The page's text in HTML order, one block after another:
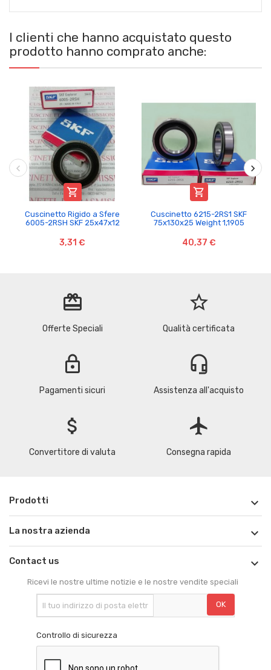
I clienti che hanno acquistato questo
prodotto hanno comprato anche:

Cuscinetto Rigido a Sfere
6005-2RSH SKF 25x47x12
3,31 €

Cuscinetto 6215-2RS1 SKF
75x130x25 Weight 1,1905
40,37 €
redeem
Offerte Speciali
star_border
Qualità certificata
lock
Pagamenti sicuri
headset_mic
Assistenza all'acquisto
attach_money
Convertitore di valuta
flight
Consegna rapida
Prodotti 
La nostra azienda 
Contact us 
Ricevi le nostre ultime notizie e le nostre vendite speciali
Controllo di sicurezza